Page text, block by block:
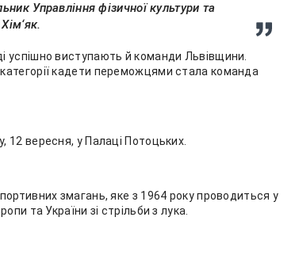
Управління фізичної культури та
успішно виступають й команди Львівщини.
кадети переможцями стала команда
12 вересня, у Палаці Потоцьких.
змагань, яке з 1964 року проводиться у
та України зі стрільби з лука.